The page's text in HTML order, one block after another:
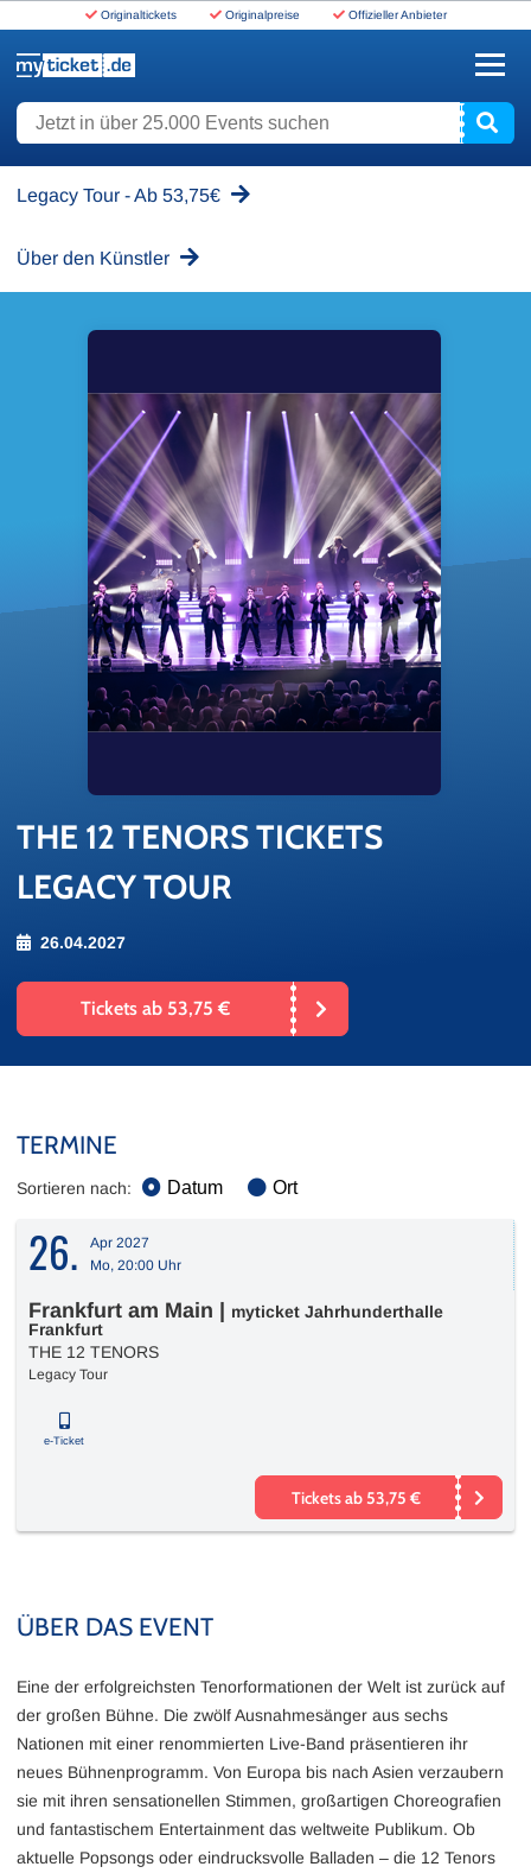
Originaltickets Originalpreise Offizieller Anbieter
Jetzt in über 25.000 Events suchen
Legacy Tour - Ab 53,75€
Über den Künstler
THE 12 TE­NORS TI­CKETS
LEGACY TOUR
26.04.2027
Tickets ab 53,75 €
TERMINE
Sortieren nach: Datum Ort
26.
Apr 2027
Mo, 20:00 Uhr
Frankfurt am Main
myticket Jahrhunderthalle
Frankfurt
THE 12 TENORS
Legacy Tour
e-Ticket
Tickets ab 53,75 €
ÜBER DAS EVENT
Eine der erfolgreichsten Tenorformationen der Welt ist zurück auf
der großen Bühne. Die zwölf Ausnahmesänger aus sechs
Nationen mit einer renommierten Live-Band präsentieren ihr
neues Bühnenprogramm. Von Europa bis nach Asien verzaubern
sie mit ihren sensationellen Stimmen, großartigen Choreografien
und fantastischem Entertainment das weltweite Publikum. Ob
aktuelle Popsongs oder eindrucksvolle Balladen – die 12 Tenors